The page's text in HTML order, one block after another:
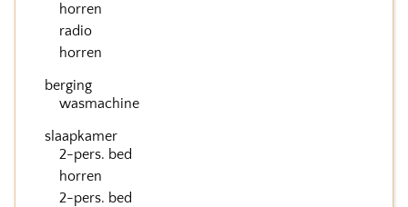
horren
radio
horren
berging
wasmachine
slaapkamer
2-pers. bed
horren
2-pers. bed